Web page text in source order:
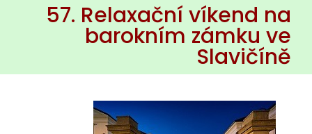
57. Relaxační víkend na
barokním zámku ve
Slavičíně